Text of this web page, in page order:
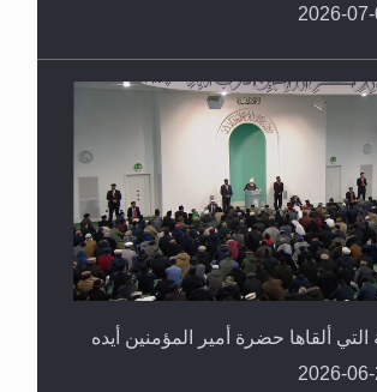
ألقاها حضرة أمير المؤمنين أيده